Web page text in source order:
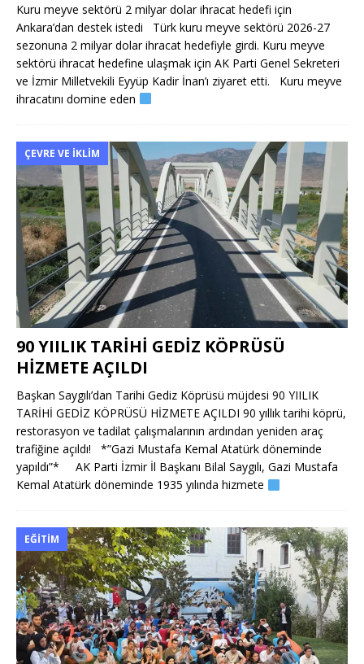
Kuru meyve sektörü 2 milyar dolar ihracat hedefi için
Ankara’dan destek istedi Türk kuru meyve sektörü 2026-27
sezonuna 2 milyar dolar ihracat hedefiyle girdi. Kuru meyve
sektörü ihracat hedefine ulaşmak için AK Parti Genel Sekreteri
ve İzmir Milletvekili Eyyüp Kadir İnan’ı ziyaret etti. Kuru meyve
ihracatını domine eden
ÇEVRE VE İKLIM
90 YIILIK TARİHİ GEDİZ KÖPRÜSÜ
HİZMETE AÇILDI
Başkan Saygılı’dan Tarihi Gediz Köprüsü müjdesi 90 YIILIK
TARİHİ GEDİZ KÖPRÜSÜ HİZMETE AÇILDI 90 yıllık tarihi köprü,
restorasyon ve tadilat çalışmalarının ardından yeniden araç
trafiğine açıldı! *”Gazi Mustafa Kemal Atatürk döneminde
yapıldı”* AK Parti İzmir İl Başkanı Bilal Saygılı, Gazi Mustafa
Kemal Atatürk döneminde 1935 yılında hizmete
EĞITIM